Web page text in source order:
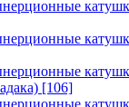
[106]